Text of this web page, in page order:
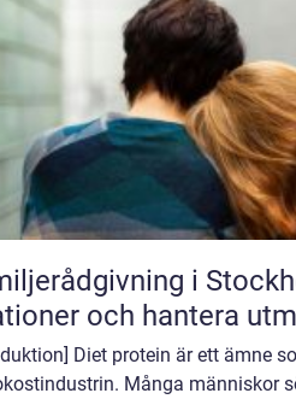
i
och hantera
Diet protein är ett ämne
Många människor